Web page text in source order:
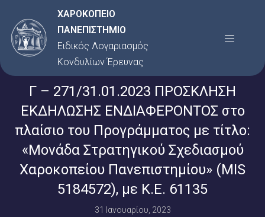
στο
περιεχόμενο
ΧΑΡΟΚΟΠΕΙΟ
ΠΑΝΕΠΙΣΤΗΜΙΟ
Ειδικός Λογαριασμός
Κονδυλίων Έρευνας
Menu
Γ – 271/31.01.2023 ΠΡΟΣΚΛΗΣΗ
ΕΚΔΗΛΩΣΗΣ ΕΝΔΙΑΦΕΡΟΝΤΟΣ στο
πλαίσιο του Προγράμματος με τίτλο:
«Μονάδα Στρατηγικού Σχεδιασμού
Χαροκοπείου Πανεπιστημίου» (MIS
5184572), με Κ.Ε. 61135
31 Ιανουαρίου, 2023